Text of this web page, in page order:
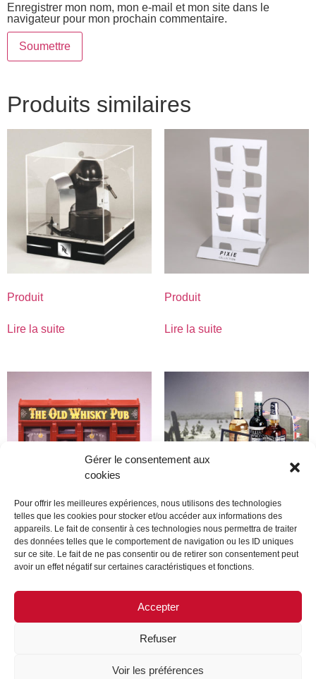
Gérer le consentement aux
cookies
Pour offrir les meilleures expériences, nous utilisons des technologies
telles que les cookies pour stocker et/ou accéder aux informations des
appareils. Le fait de consentir à ces technologies nous permettra de traiter
des données telles que le comportement de navigation ou les ID uniques
sur ce site. Le fait de ne pas consentir ou de retirer son consentement peut
avoir un effet négatif sur certaines caractéristiques et fonctions.
Accepter
Refuser
Voir les préférences
Enregistrer mon nom, mon e-mail et mon site dans le
navigateur pour mon prochain commentaire.
Produits similaires
Produit
Lire la suite
Produit
Lire la suite
Produit
Lire la suite
Produit
Lire la suite